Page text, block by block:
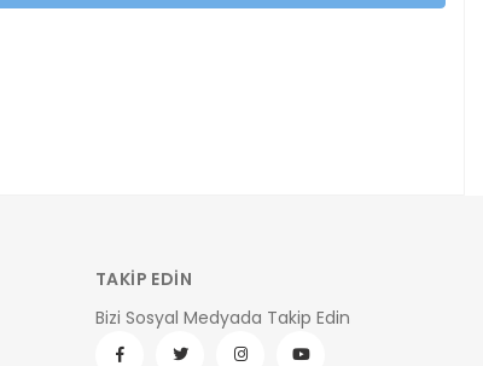
TAKİP EDİN
Bizi Sosyal Medyada Takip Edin